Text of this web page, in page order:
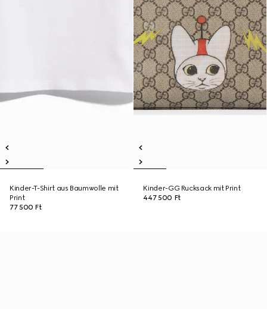
Kinder-T-Shirt aus Baumwolle mit
Print
77 500 Ft
Kinder-GG Rucksack mit Print
447 500 Ft